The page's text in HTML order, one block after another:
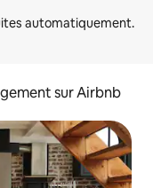
sur Airbnb